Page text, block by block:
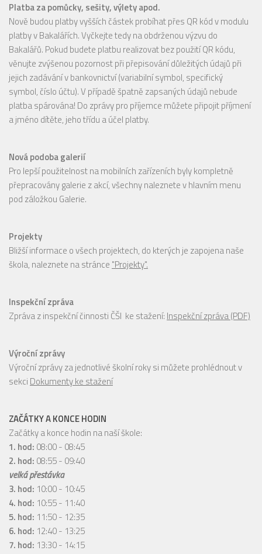
Platba za pomůcky, sešity, výlety apod.
Nově budou platby vyšších částek probíhat přes QR kód v modulu
platby v Bakalářích. Vyčkejte tedy na obdrženou výzvu do
Bakalářů. Pokud budete platbu realizovat bez použití QR kódu,
věnujte zvýšenou pozornost při přepisování důležitých údajů při
jejich zadávání v bankovnictví (variabilní symbol, specifický
symbol, číslo účtu). V případě špatně zapsaných údajů nebude
platba spárována! Do zprávy pro příjemce můžete připojit příjmení
a jméno dítěte, jeho třídu a účel platby.
Nová podoba galerií
Pro lepší použitelnost na mobilních zařízeních byly kompletně
přepracovány galerie z akcí, všechny naleznete v hlavním menu
pod záložkou Galerie.
Projekty
Bližší informace o všech projektech, do kterých je zapojena naše
škola, naleznete na stránce "Projekty".
Inspekční zpráva
Zpráva z inspekční činnosti ČŠI ke stažení: Inspekční zpráva (PDF)
Výroční zprávy
Výroční zprávy za jednotlivé školní roky si můžete prohlédnout v
sekci Dokumenty ke stažení
ZAČÁTKY A KONCE HODIN
Začátky a konce hodin na naší škole:
1. hod: 08:00 - 08:45
2. hod: 08:55 - 09:40
velká přestávka
3. hod: 10:00 - 10:45
4. hod: 10:55 - 11:40
5. hod: 11:50 - 12:35
6. hod: 12:40 - 13:25
7. hod: 13:30 - 14:15